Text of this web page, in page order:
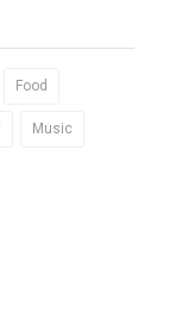
Food
Music